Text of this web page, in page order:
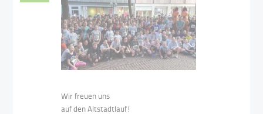
Wir freuen uns
auf den Altstadtlauf!